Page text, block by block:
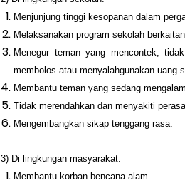
Menjunjung tinggi kesopanan dalam
Melaksanakan program sekolah
Menegur teman yang mencontek,
membolos atau menyalahgunakan uang
Membantu teman yang sedang
Tidak merendahkan dan menyakiti
Mengembangkan sikap tenggang rasa.
3) Di lingkungan masyarakat:
Membantu korban bencana alam.